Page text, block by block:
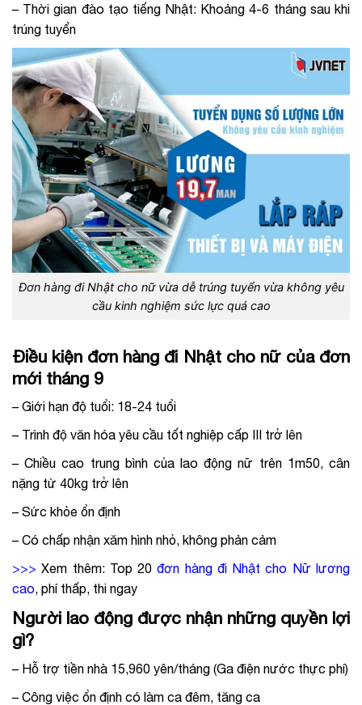
– Thời gian đào tạo tiếng Nhật: Khoảng 4-6 tháng sau khi
trúng tuyển
Đơn hàng đi Nhật cho nữ vừa dễ trúng tuyển vừa không yêu
cầu kinh nghiệm sức lực quá cao
Điều kiện đơn hàng đi Nhật cho nữ của đơn
mới tháng 9
– Giới hạn độ tuổi: 18-24 tuổi
– Trình độ văn hóa yêu cầu tốt nghiệp cấp III trở lên
– Chiều cao trung bình của lao động nữ trên 1m50, cân
nặng từ 40kg trở lên
– Sức khỏe ổn định
– Có chấp nhận xăm hình nhỏ, không phản cảm
>>> Xem thêm: Top 20đơn hàng đi Nhật cho Nữ lương
cao, phí thấp, thi ngay
Người lao động được nhận những quyền lợi
gì?
– Hỗ trợ tiền nhà 15,960 yên/tháng (Ga điện nước thực phí)
– Công việc ổn định có làm ca đêm, tăng ca